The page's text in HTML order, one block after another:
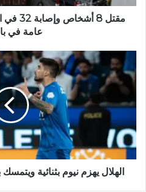
مقتل
عامة في
الهلال يهزم نيوم بثنائية